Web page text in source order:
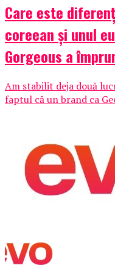
Care este
coreean și unul
Gorgeous a
Am stabilit deja două
faptul că un brand ca